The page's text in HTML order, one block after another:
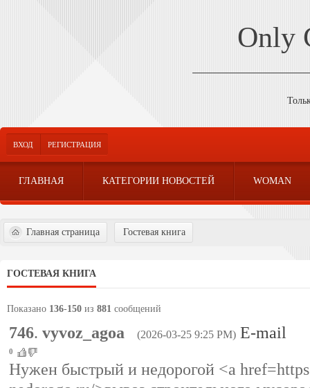
Only
ВХОД РЕГИСТРАЦИЯ
ГЛАВНАЯ КАТЕГОРИИ НОВОСТЕЙ WOMAN
Главная страница Гостевая книга
ГОСТЕВАЯ КНИГА
Показано 136-150 из 881 сообщений
746. vyvoz_agoa (2026-03-25 9:25 PM) E-mail
0
Нужен быстрый и недорогой <a